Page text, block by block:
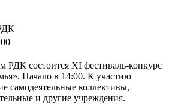
РДК состоится XI фестиваль-конкурс
Начало в 14:00. К участию
самодеятельные коллективы,
и другие учреждения.